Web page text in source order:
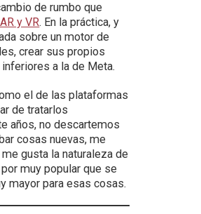
de rumbo que
y VR. En la práctica, y
sobre un motor de
crear sus propios
a la de Meta.
el de las plataformas
de tratarlos
años, no descartemos
cosas nuevas, me
gusta la naturaleza de
muy popular que se
mayor para esas cosas.